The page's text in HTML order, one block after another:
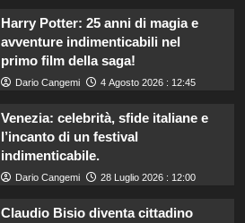
Harry Potter: 25 anni di magia e
avventure indimenticabili nel
primo film della saga!
Dario Cangemi 4 Agosto 2026 : 12:45
Venezia: celebrità, sfide italiane e
l’incanto di un festival
indimenticabile.
Dario Cangemi 28 Luglio 2026 : 12:00
Claudio Bisio diventa cittadino